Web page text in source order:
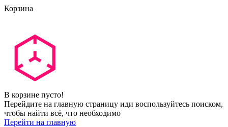
Корзина
В корзине пусто!
Перейдите на главную страницу иди воспользуйтесь поиском,
чтобы найти всё, что необходимо
Перейти на главную